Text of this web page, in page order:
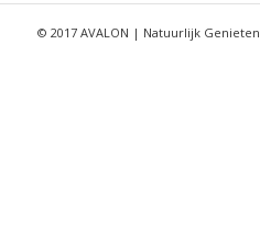
© 2017 AVALON | Natuurlijk Genieten